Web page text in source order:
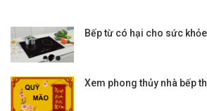
Bếp từ có hại cho sức
Xem phong thủy nhà bếp